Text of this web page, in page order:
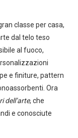
classe per casa,
dal telo teso
al fuoco,
e finiture, pattern
Ora
dell’arte, che
e conosciute